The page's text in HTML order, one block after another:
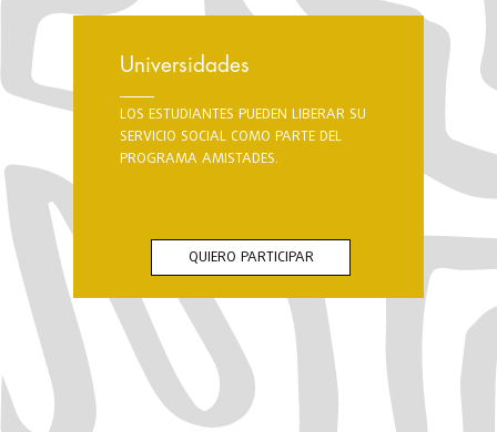
Universidades
LOS ESTUDIANTES PUEDEN LIBERAR SU
SERVICIO SOCIAL COMO PARTE DEL
PROGRAMA AMISTADES.
QUIERO PARTICIPAR